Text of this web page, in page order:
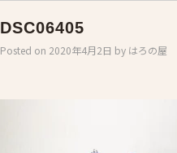
DSC06405
Posted on 2020年4月2日 by はろの屋